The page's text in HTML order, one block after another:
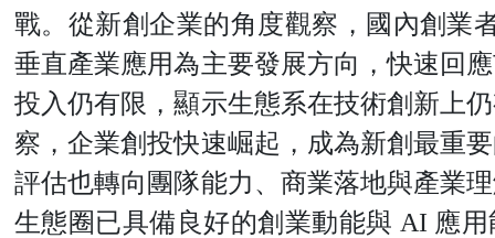
戰。從新創企業的角度觀察，國內創業
垂直產業應用為主要發展方向，快速回
投入仍有限，顯示生態系在技術創新上
察，企業創投快速崛起，成為新創最重
評估也轉向團隊能力、商業落地與產業
生態圈已具備良好的創業動能與 AI 應